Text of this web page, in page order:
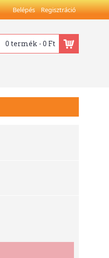
Belépés Regisztráció
0 termék - 0 Ft